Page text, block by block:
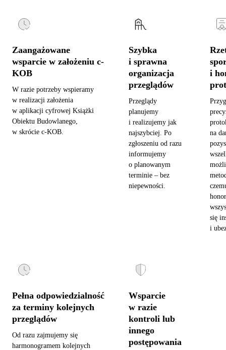
Zaangażowane
wsparcie w założeniu c-
KOB
W razie potrzeby wspieramy
w realizacji założenia
w aplikacji cyfrowej Książki
Obiektu Budowlanego,
w skrócie c-KOB.
Szybka
i sprawna
organizacja
przeglądów
Przeglądy
planujemy
i realizujemy jak
najszybciej. Po
zgłoszeniu od razu
informujemy
o planowanym
terminie – bez
niepewności.
i
na
się
i
Pełna odpowiedzialność
za terminy kolejnych
przeglądów
Od razu zajmujemy się
harmonogramem kolejnych
Wsparcie
w razie
kontroli lub
innego
postępowania